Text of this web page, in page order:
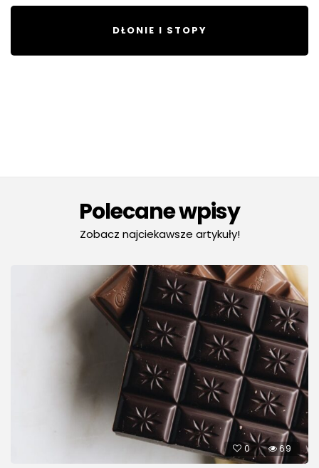
DŁONIE I STOPY
Polecane wpisy
Zobacz najciekawsze artykuły!
0 69